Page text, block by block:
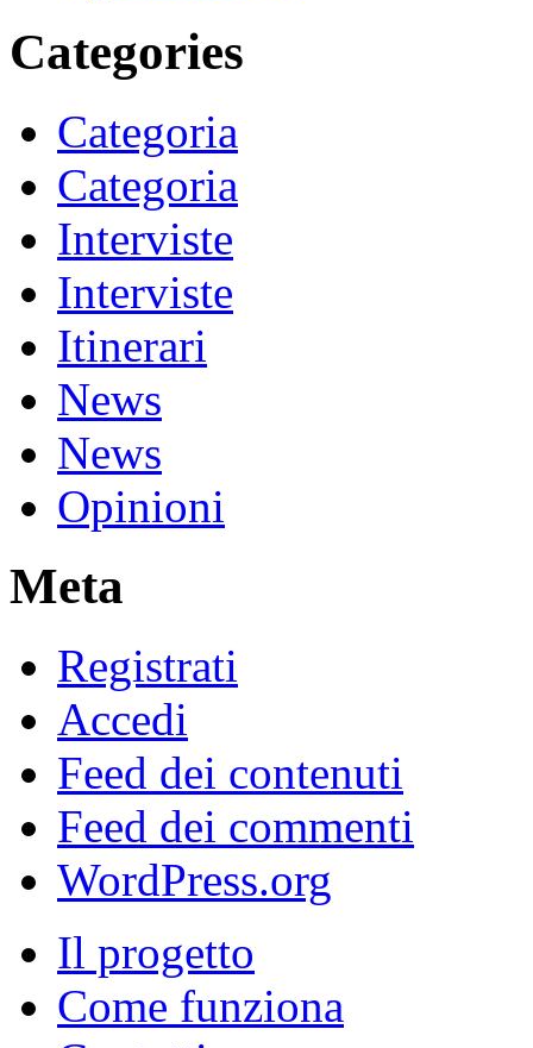
Categories
Categoria
Categoria
Interviste
Interviste
Itinerari
News
News
Opinioni
Meta
Registrati
Accedi
Feed dei contenuti
Feed dei commenti
WordPress.org
Il progetto
Come funziona